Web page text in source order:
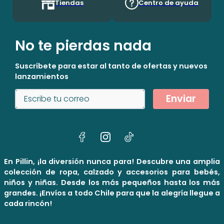
Tiendas Centro de ayuda
No te pierdas nada
Suscríbete para estar al tanto de ofertas y nuevos
lanzamientos
Enviar
En Pillin, ¡la diversión nunca para! Descubre una amplia
colección de ropa, calzado y accesorios para bebés,
niños y niñas. Desde los más pequeños hasta los más
grandes. ¡Envíos a todo Chile para que la alegría llegue a
cada rincón!